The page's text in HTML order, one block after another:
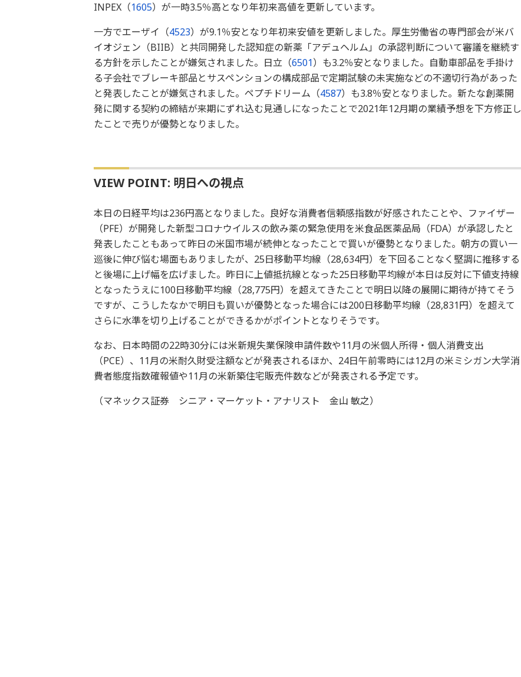
INPEX（1605）が一時3.5％高となり年初来高値を更新しています。
一方でエーザイ（4523）が9.1％安となり年初来安値を更新しました。厚生労働省の専門部会が米バ
イオジェン（BIIB）と共同開発した認知症の新薬「アデュヘルム」の承認判断について審議を継続す
る方針を示したことが嫌気されました。日立（6501）も3.2％安となりました。自動車部品を手掛け
る子会社でブレーキ部品とサスペンションの構成部品で定期試験の未実施などの不適切行為があった
と発表したことが嫌気されました。ペプチドリーム（4587）も3.8％安となりました。新たな創薬開
発に関する契約の締結が来期にずれ込む見通しになったことで2021年12月期の業績予想を下方修正し
たことで売りが優勢となりました。
VIEW POINT: 明日への視点
本日の日経平均は236円高となりました。良好な消費者信頼感指数が好感されたことや、ファイザー
（PFE）が開発した新型コロナウイルスの飲み薬の緊急使用を米食品医薬品局（FDA）が承認したと
発表したこともあって昨日の米国市場が続伸となったことで買いが優勢となりました。朝方の買い一
巡後に伸び悩む場面もありましたが、25日移動平均線（28,634円）を下回ることなく堅調に推移する
と後場に上げ幅を広げました。昨日に上値抵抗線となった25日移動平均線が本日は反対に下値支持線
となったうえに100日移動平均線（28,775円）を超えてきたことで明日以降の展開に期待が持てそう
ですが、こうしたなかで明日も買いが優勢となった場合には200日移動平均線（28,831円）を超えて
さらに水準を切り上げることができるかがポイントとなりそうです。
なお、日本時間の22時30分には米新規失業保険申請件数や11月の米個人所得・個人消費支出
（PCE）、11月の米耐久財受注額などが発表されるほか、24日午前零時には12月の米ミシガン大学消
費者態度指数確報値や11月の米新築住宅販売件数などが発表される予定です。
（マネックス証券 シニア・マーケット・アナリスト 金山 敏之）